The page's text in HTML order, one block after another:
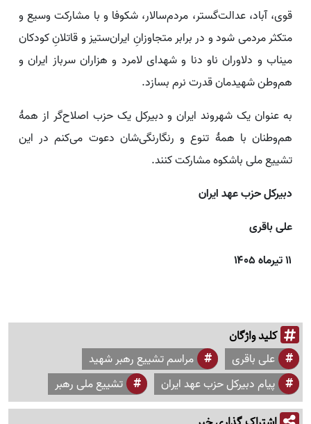
قوی، آباد، عدالت‌گستر، مردم‌سالار، شکوفا و با مشارکت وسیع و
متکثر مردمی شود و در برابر متجاوزانِ ایران‌ستیز و قاتلانِ کودکان
میناب و دلاوران ناو دنا و شهدای لامرد و هزاران سرباز ایران و
هم‌وطن شهیدمان قدرت نرم بسازد.
به عنوان یک شهروند ایران و دبیرکل یک حزب اصلاح‌گر از همهٔ
هم‌وطنان با همهٔ تنوع و رنگارنگی‌شان دعوت می‌کنم در این
تشییع ملی باشکوه مشارکت کنند.
دبیرکل حزب عهد ایران
علی باقری
۱۱ تیرماه ۱۴۰۵
کلید واژگان
علی باقری
مراسم تشییع رهبر شهید
پیام دبیرکل حزب عهد ایران
تشییع ملی رهبر